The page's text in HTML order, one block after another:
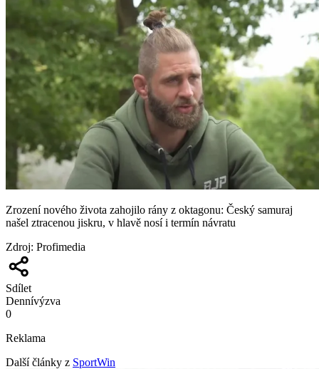
Zrození nového života zahojilo rány z oktagonu: Český samuraj
našel ztracenou jiskru, v hlavě nosí i termín návratu
Zdroj: Profimedia
Sdílet
Dennívýzva
0
Reklama
Další články z SportWin